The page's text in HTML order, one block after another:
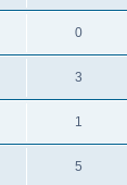
0
3
1
5